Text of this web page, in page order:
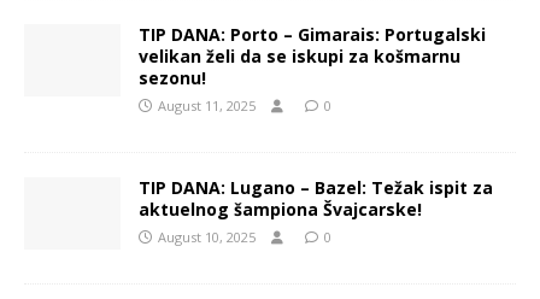
TIP DANA: Porto – Gimarais: Portugalski
velikan želi da se iskupi za košmarnu
sezonu!
August 11, 2025 0
TIP DANA: Lugano – Bazel: Težak ispit za
aktuelnog šampiona Švajcarske!
August 10, 2025 0